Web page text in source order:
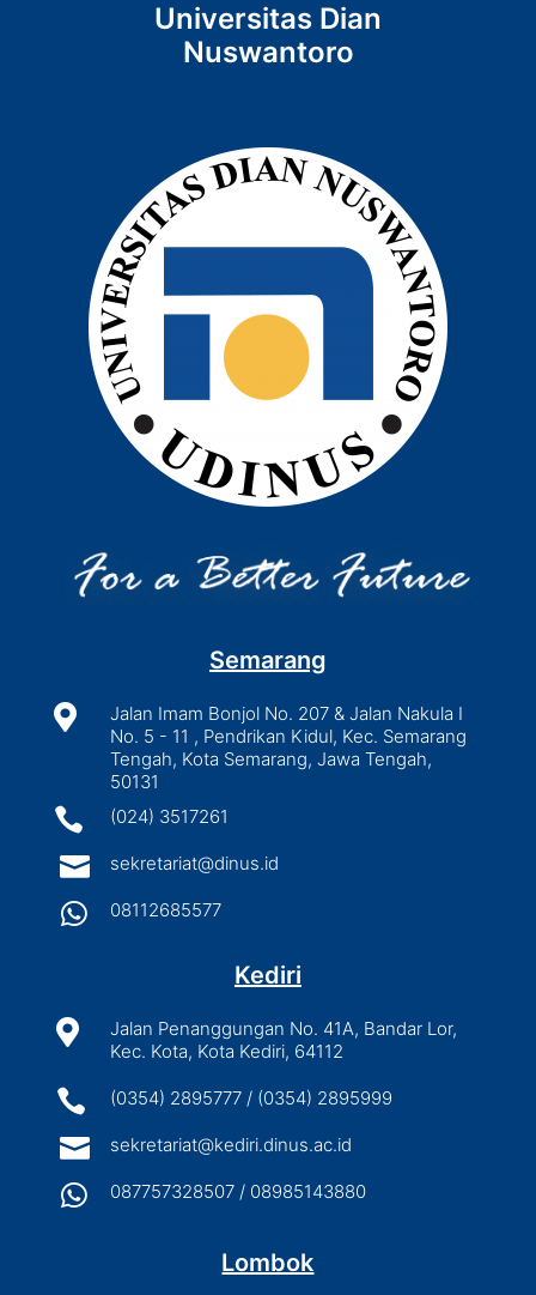
Universitas Dian
Nuswantoro
Semarang

Jalan Imam Bonjol No. 207 & Jalan Nakula I
No. 5 - 11 , Pendrikan Kidul, Kec. Semarang
Tengah, Kota Semarang, Jawa Tengah,
50131
 (024) 3517261
 sekretariat@dinus.id
 08112685577
Kediri

Jalan Penanggungan No. 41A, Bandar Lor,
Kec. Kota, Kota Kediri, 64112
 (0354) 2895777 / (0354) 2895999
 sekretariat@kediri.dinus.ac.id
 087757328507 / 08985143880
Lombok